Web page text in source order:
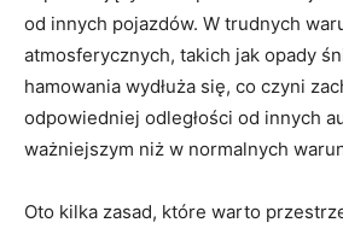
od innych pojazdów. W trudnych
atmosferycznych, ⁣takich jak opady⁢
hamowania wydłuża się, co czyni
odpowiedniej odległości od innych
ważniejszym niż w normalnych
Oto ​kilka zasad, które‌ warto